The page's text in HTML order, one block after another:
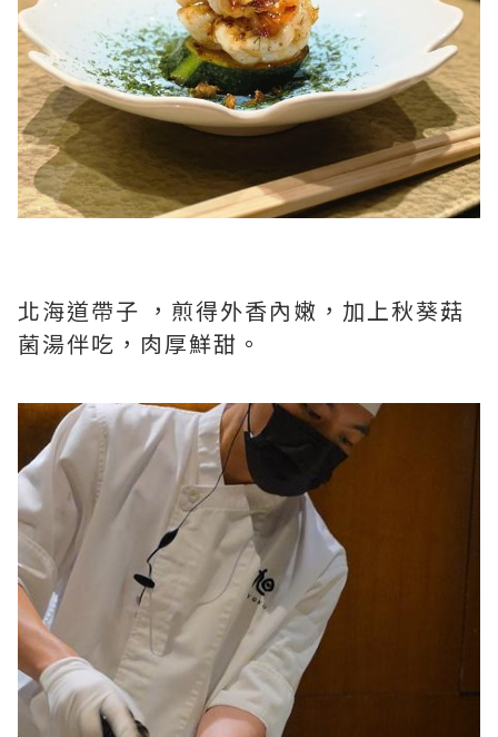
北海道帶子 ，煎得外香內嫩，加上秋葵菇
菌湯伴吃，肉厚鮮甜。